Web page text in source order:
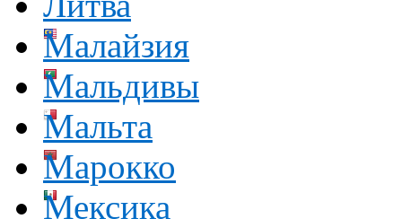
Малайзия
Мальдивы
Мальта
Марокко
Мексика